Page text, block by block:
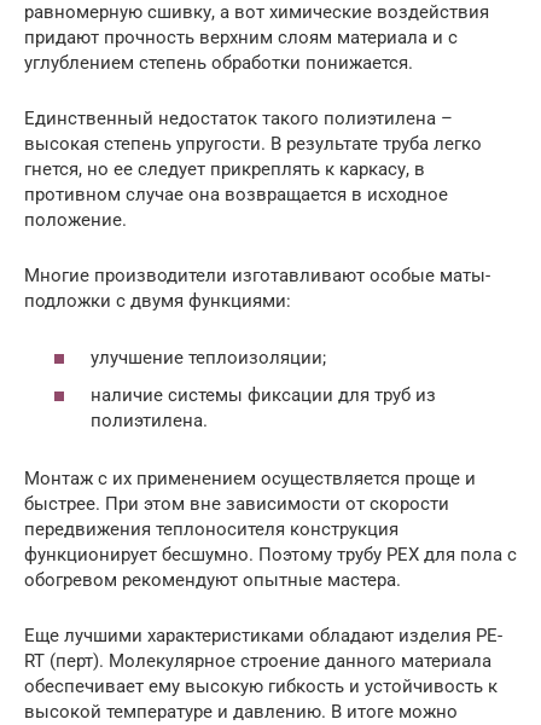
равномерную сшивку, а вот химические воздействия
придают прочность верхним слоям материала и с
углублением степень обработки понижается.
Единственный недостаток такого полиэтилена –
высокая степень упругости. В результате труба легко
гнется, но ее следует прикреплять к каркасу, в
противном случае она возвращается в исходное
положение.
Многие производители изготавливают особые маты-
подложки с двумя функциями:
улучшение теплоизоляции;
наличие системы фиксации для труб из
полиэтилена.
Монтаж с их применением осуществляется проще и
быстрее. При этом вне зависимости от скорости
передвижения теплоносителя конструкция
функционирует бесшумно. Поэтому трубу PEX для пола с
обогревом рекомендуют опытные мастера.
Еще лучшими характеристиками обладают изделия PE-
RT (перт). Молекулярное строение данного материала
обеспечивает ему высокую гибкость и устойчивость к
высокой температуре и давлению. В итоге можно